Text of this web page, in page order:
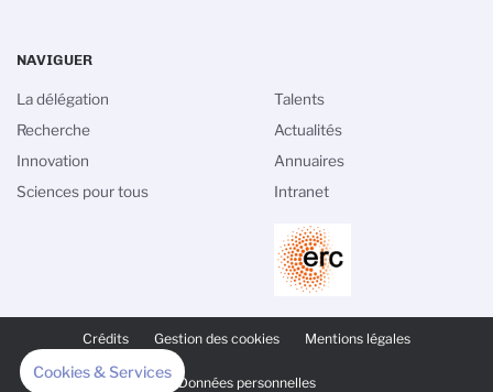
PIED
PAGE
SECONDAIRE
Crédits Gestion des cookies Mentions légales
Données personnelles
NAVIGUER
La délégation
Recherche
Innovation
Sciences pour tous
Talents
Actualités
Annuaires
Intranet
Cookies & Services